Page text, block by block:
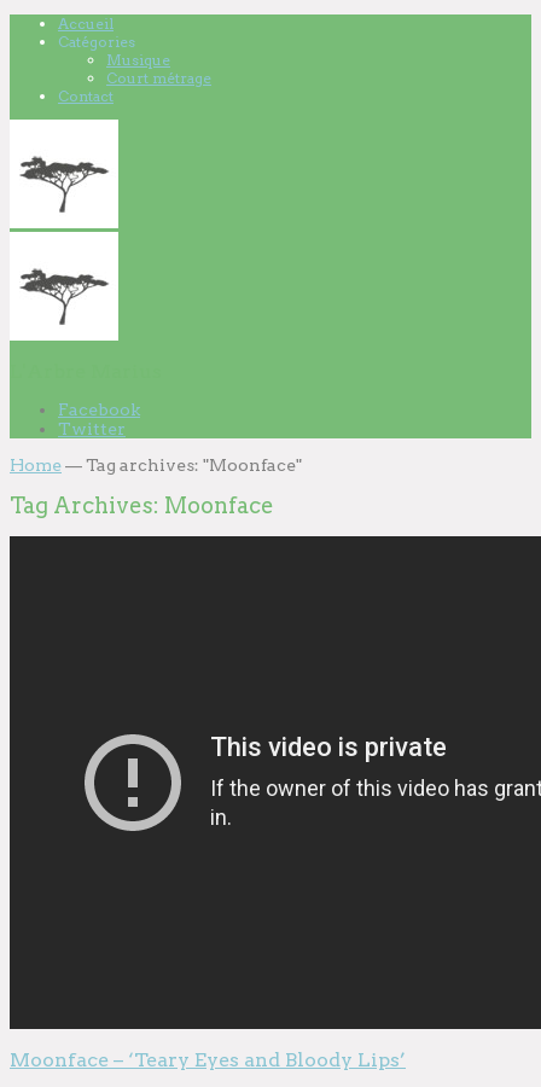
Accueil
Catégories
Musique
Court métrage
Contact
Facebook
Twitter
Home—Tag archives: "Moonface"
Tag Archives: Moonface
Moonface – ‘Teary Eyes and Bloody Lips’